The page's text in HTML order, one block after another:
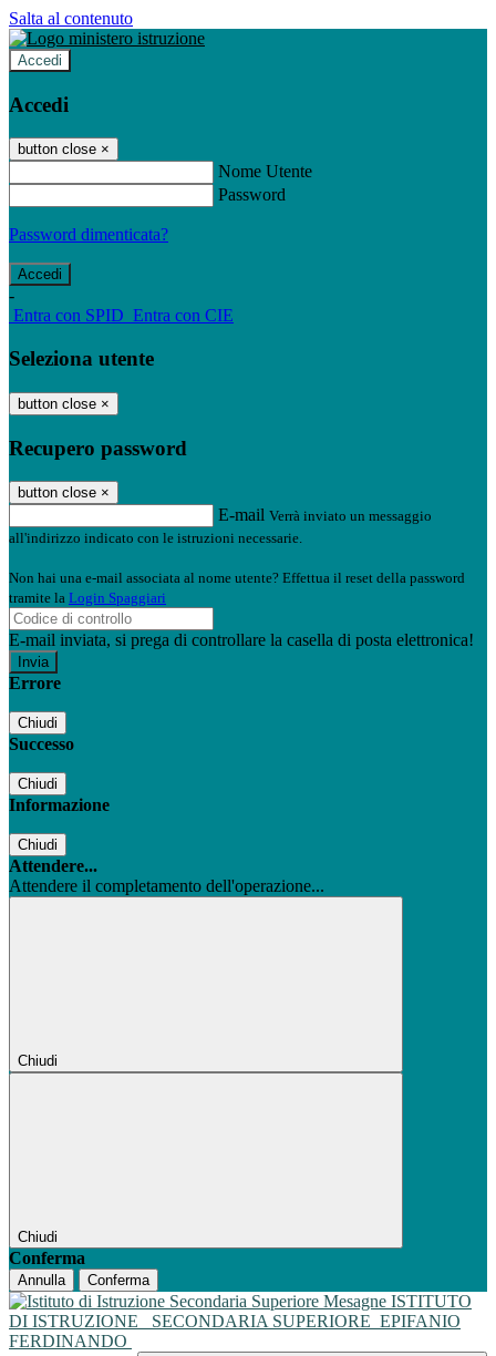
Salta al contenuto
Accedi
Accedi
button close ×
Nome Utente
Password
Password dimenticata?
-
Entra con SPID Entra con CIE
Seleziona utente
button close ×
Recupero password
button close ×
E-mail Verrà inviato un messaggio
all'indirizzo indicato con le istruzioni necessarie.
Non hai una e-mail associata al nome utente? Effettua il reset della password
tramite la Login Spaggiari
E-mail inviata, si prega di controllare la casella di posta elettronica!
Errore
Chiudi
Successo
Chiudi
Informazione
Chiudi
Attendere...
Attendere il completamento dell'operazione...
Chiudi
Chiudi
Conferma
Annulla Conferma
ISTITUTO
DI ISTRUZIONE
SECONDARIA SUPERIORE EPIFANIO
FERDINANDO